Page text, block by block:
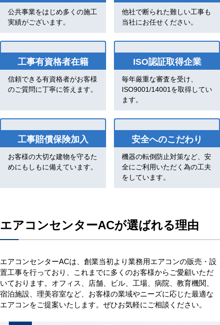
公共事業をはじめ多くの施工
実績がございます。
他社で断られた難しい工事も
当社にお任せください。
工事有資格者在籍
信頼できる有資格者がお客様
のご質問に丁寧に答えます。
ISO認証取得企業
毎年厳重な審査を受け、
ISO9001/14001を取得してい
ます。
工事賠償保険加入
お客様の大切な建物を守るた
めにもしもに備えています。
安全へのこだわり
機器の転倒防止対策など、安
全にご利用いただく為の工夫
をしています。
エアコンセンターACが選ばれる理由
エアコンセンターACは、創業当初より業務用エアコンの販売・設
置工事を行っており、これまでに多くのお客様からご愛顧いただ
いております。オフィス、店舗、ビル、工場、病院、教育機関、
宿泊施設、理美容室など、お客様の業域やニーズに応じた最適な
エアコンをご提案いたします。ぜひお気軽にご相談ください。